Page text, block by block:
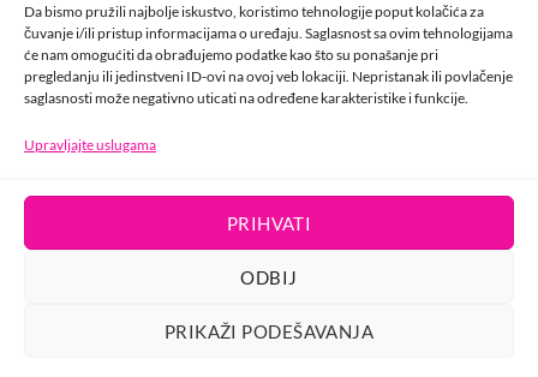
Da bismo pružili najbolje iskustvo, koristimo tehnologije poput kolačića za
čuvanje i/ili pristup informacijama o uređaju. Saglasnost sa ovim tehnologijama
će nam omogućiti da obrađujemo podatke kao što su ponašanje pri
pregledanju ili jedinstveni ID-ovi na ovoj veb lokaciji. Nepristanak ili povlačenje
saglasnosti može negativno uticati na određene karakteristike i funkcije.
Upravljajte uslugama
PRIHVATI
ODBIJ
PRIKAŽI PODEŠAVANJA
CRYSTAL NAILS
Gradivni Prozirni Gel 2
(Builder Clear Gel 2) –
50ml
72,00KM
KONTAKT